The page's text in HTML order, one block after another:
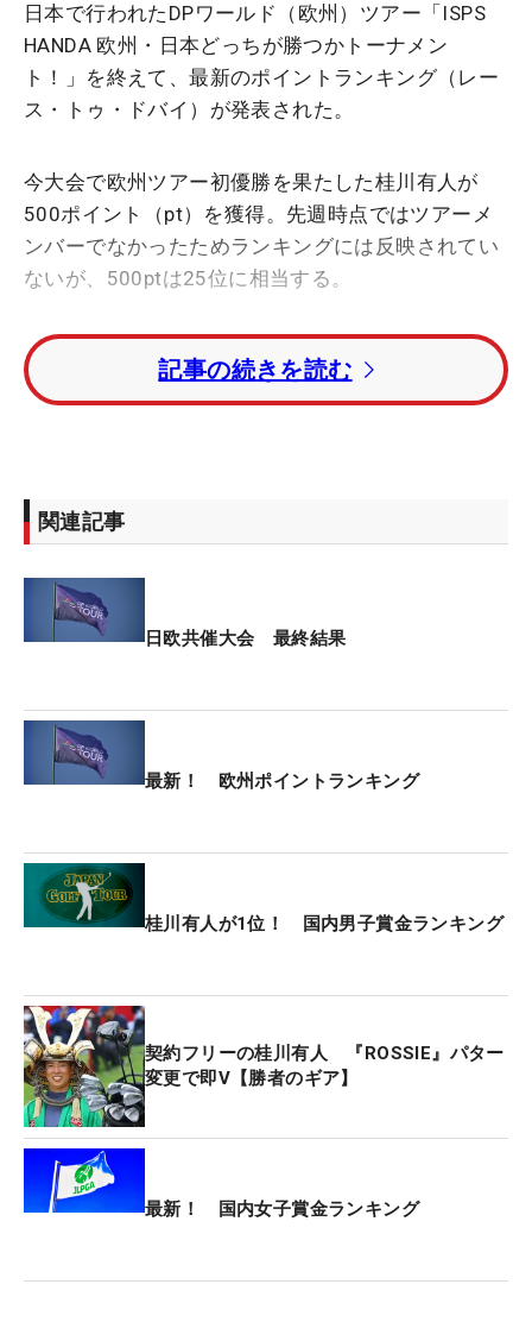
日本で行われたDPワールド（欧州）ツアー「ISPS
HANDA 欧州・日本どっちが勝つかトーナメン
ト！」を終えて、最新のポイントランキング（レー
ス・トゥ・ドバイ）が発表された。
今大会で欧州ツアー初優勝を果たした桂川有人が
500ポイント（pt）を獲得。先週時点ではツアーメ
ンバーでなかったためランキングには反映されてい
ないが、500ptは25位に相当する。
7位タイに入った川村昌弘は73ptを加算。61位から
48位（327.37pt）に浮上した。
谷拓実は174位（46.74pt）となっている。
アイルランド）。今大会を欠場した星野陸也も2位
をキープした。
決戦地ドバイへ集結。そこで行われる「DPワールド
ツアー選手権」（ジュメイラ・ゴルフエステーツ ア
ースC）終了後、ポイントランキング1位の選手が年
格者を除く上位10人に入れば、翌年の米国男子ツア
ー出場権を得られる。
記事の続きを読む
関連記事
日欧共催大会 最終結果
最新！ 欧州ポイントランキング
桂川有人が1位！ 国内男子賞金ランキング
契約フリーの桂川有人 『ROSSIE』パター
変更で即V【勝者のギア】
最新！ 国内女子賞金ランキング